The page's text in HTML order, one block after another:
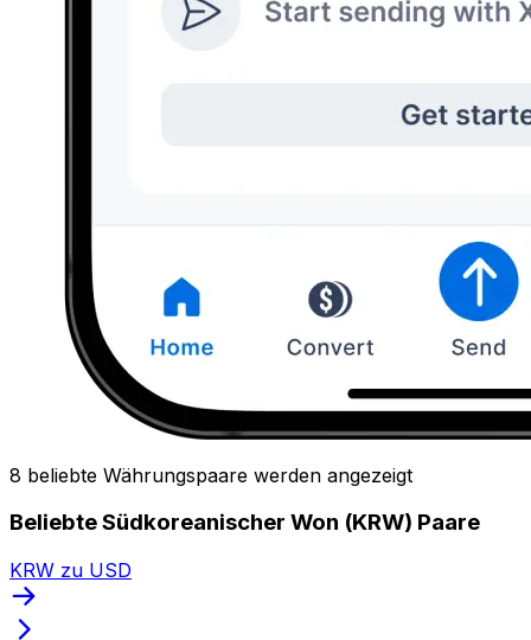
8 beliebte Währungspaare werden angezeigt
Beliebte Südkoreanischer Won (KRW) Paare
KRW zu USD